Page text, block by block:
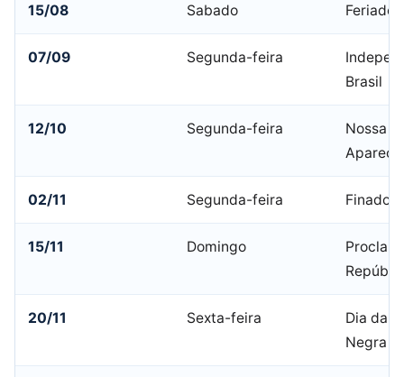
15/08 Sabado Feriado
07/09 Segunda-feira
Brasil
12/10 Segunda-feira
Nossa
02/11 Segunda-feira Finados
15/11 Domingo
20/11 Sexta-feira
Dia da
Negra